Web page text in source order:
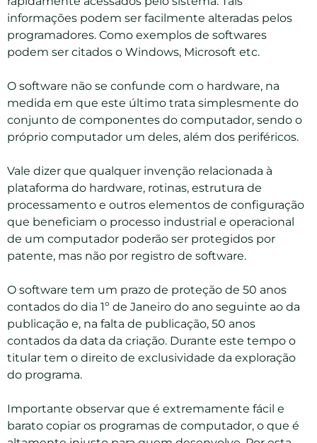
informações podem ser facilmente alteradas pelos
programadores. Como exemplos de softwares
podem ser citados o Windows, Microsoft etc.
O software não se confunde com o hardware, na
medida em que este último trata simplesmente do
conjunto de componentes do computador, sendo o
próprio computador um deles, além dos periféricos.
Vale dizer que qualquer invenção relacionada à
plataforma do hardware, rotinas, estrutura de
processamento e outros elementos de configuração
que beneficiam o processo industrial e operacional
de um computador poderão ser protegidos por
patente, mas não por registro de software.
O software tem um prazo de proteção de 50 anos
contados do dia 1º de Janeiro do ano seguinte ao da
publicação e, na falta de publicação, 50 anos
contados da data da criação. Durante este tempo o
titular tem o direito de exclusividade da exploração
do programa.
Importante observar que é extremamente fácil e
barato copiar os programas de computador, o que é